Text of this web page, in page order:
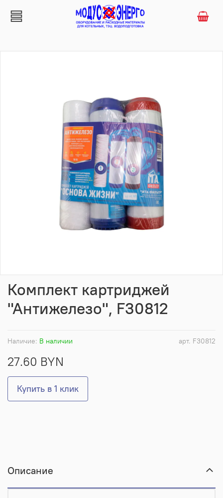
арт. F30812
Наличие: В наличии
Комплект картриджей
"Антижелезо", F30812
27.60 BYN
Купить в 1 клик
Описание